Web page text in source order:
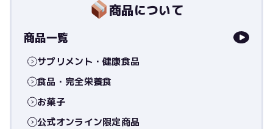
商品について
商品一覧
サプリメント・健康食品
食品・完全栄養食
お菓子
公式オンライン限定商品